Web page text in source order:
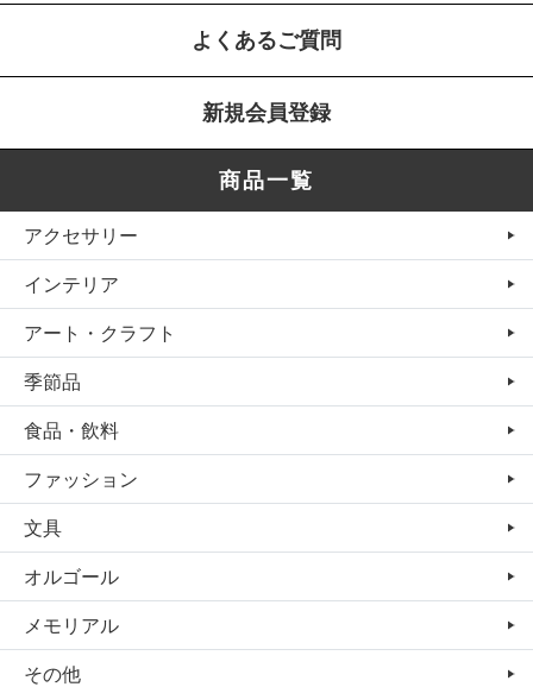
よくあるご質問
新規会員登録
商品一覧
アクセサリー
インテリア
アート・クラフト
季節品
食品・飲料
ファッション
文具
オルゴール
メモリアル
その他